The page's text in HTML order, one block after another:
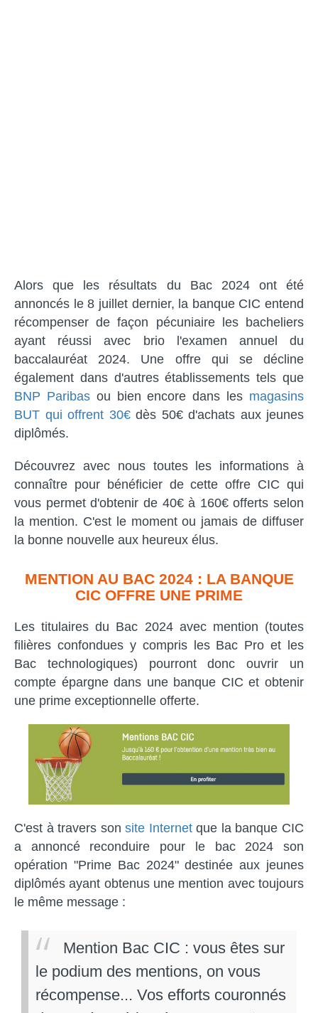
Alors que les résultats du Bac 2024 ont été
annoncés le 8 juillet dernier, la banque CIC entend
récompenser de façon pécuniaire les bacheliers
ayant réussi avec brio l'examen annuel du
baccalauréat 2024. Une offre qui se décline
également dans d'autres établissements tels que
BNP Paribasou bien encore dans les magasins
BUT qui offrent 30€dès 50€ d'achats aux jeunes
diplômés.
Découvrez avec nous toutes les informations à
connaître pour bénéficier de cette offre CIC qui
vous permet d'obtenir de 40€ à 160€ offerts selon
la mention. C'est le moment ou jamais de diffuser
la bonne nouvelle aux heureux élus.
MENTION AU BAC 2024 : LA BANQUE
CIC OFFRE UNE PRIME
Les titulaires du Bac 2024 avec mention (toutes
filières confondues y compris les Bac Pro et les
Bac technologiques) pourront donc ouvrir un
compte épargne dans une banque CIC et obtenir
une prime exceptionnelle offerte.
C'est à travers sonsite Internetque la banque CIC
a annoncé reconduire pour le bac 2024 son
opération "Prime Bac 2024" destinée aux jeunes
diplômés ayant obtenus une mention avec toujours
le même message :
Mention Bac CIC : vous êtes sur
le podium des mentions, on vous
récompense... Vos efforts couronnés